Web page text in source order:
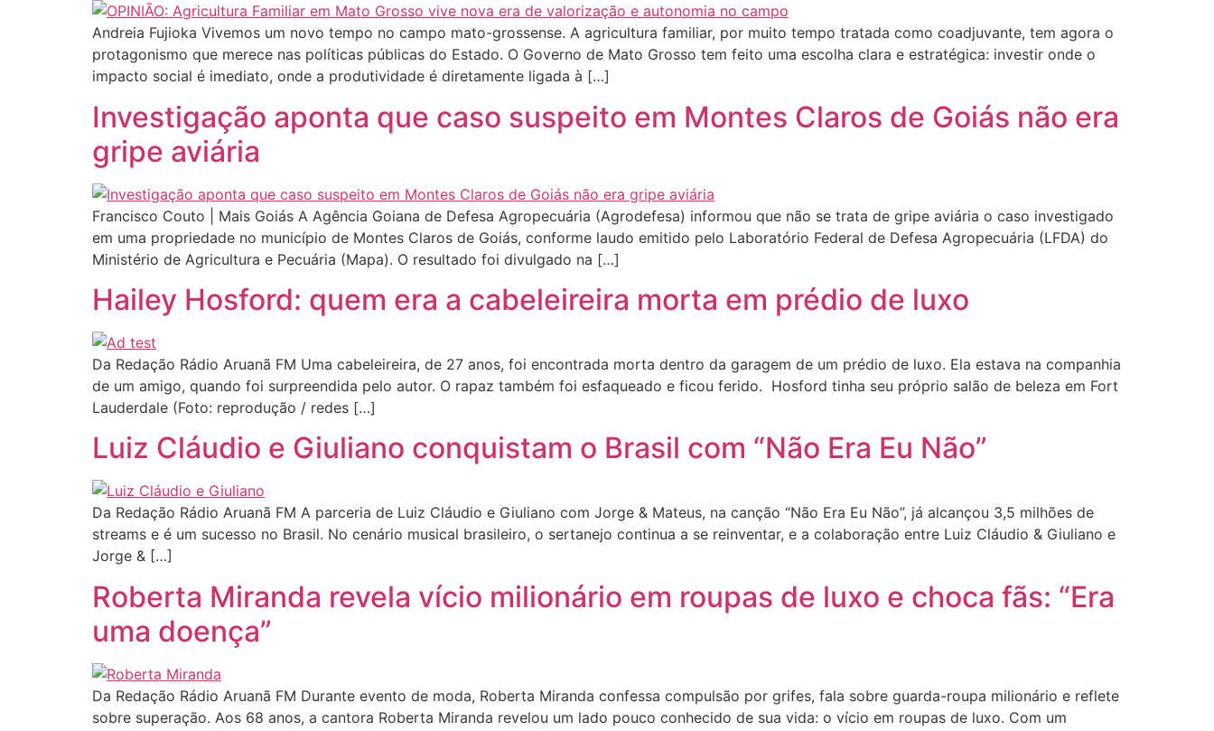
Andreia Fujioka Vivemos um novo tempo no campo mato-grossense. A agricultura familiar, por muito tempo tratada como coadjuvante, tem agora o
protagonismo que merece nas políticas públicas do Estado. O Governo de Mato Grosso tem feito uma escolha clara e estratégica: investir onde o
impacto social é imediato, onde a produtividade é diretamente ligada à […]
Investigação aponta que caso suspeito em Montes Claros de Goiás não era
gripe aviária
Francisco Couto | Mais Goiás A Agência Goiana de Defesa Agropecuária (Agrodefesa) informou que não se trata de gripe aviária o caso investigado
em uma propriedade no município de Montes Claros de Goiás, conforme laudo emitido pelo Laboratório Federal de Defesa Agropecuária (LFDA) do
Ministério de Agricultura e Pecuária (Mapa). O resultado foi divulgado na […]
Hailey Hosford: quem era a cabeleireira morta em prédio de luxo
Da Redação Rádio Aruanã FM Uma cabeleireira, de 27 anos, foi encontrada morta dentro da garagem de um prédio de luxo. Ela estava na companhia
de um amigo, quando foi surpreendida pelo autor. O rapaz também foi esfaqueado e ficou ferido. Hosford tinha seu próprio salão de beleza em Fort
Lauderdale (Foto: reprodução / redes […]
Luiz Cláudio e Giuliano conquistam o Brasil com “Não Era Eu Não”
Da Redação Rádio Aruanã FM A parceria de Luiz Cláudio e Giuliano com Jorge & Mateus, na canção “Não Era Eu Não”, já alcançou 3,5 milhões de
streams e é um sucesso no Brasil. No cenário musical brasileiro, o sertanejo continua a se reinventar, e a colaboração entre Luiz Cláudio & Giuliano e
Jorge & […]
Roberta Miranda revela vício milionário em roupas de luxo e choca fãs: “Era
uma doença”
Da Redação Rádio Aruanã FM Durante evento de moda, Roberta Miranda confessa compulsão por grifes, fala sobre guarda-roupa milionário e reflete
sobre superação. Aos 68 anos, a cantora Roberta Miranda revelou um lado pouco conhecido de sua vida: o vício em roupas de luxo. Com um